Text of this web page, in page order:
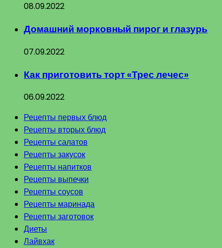
08.09.2022
Домашний морковный пирог и глазурь
07.09.2022
Как приготовить торт «Трес лечес»
06.09.2022
Рецепты первых блюд
Рецепты вторых блюд
Рецепты салатов
Рецепты закусок
Рецепты напитков
Рецепты выпечки
Рецепты соусов
Рецепты маринада
Рецепты заготовок
Диеты
Лайвхак